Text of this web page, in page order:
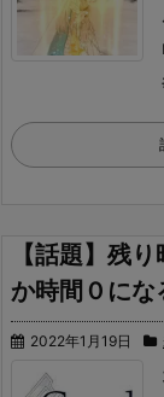
【話題】残
か時間０にな
2022年1月19日